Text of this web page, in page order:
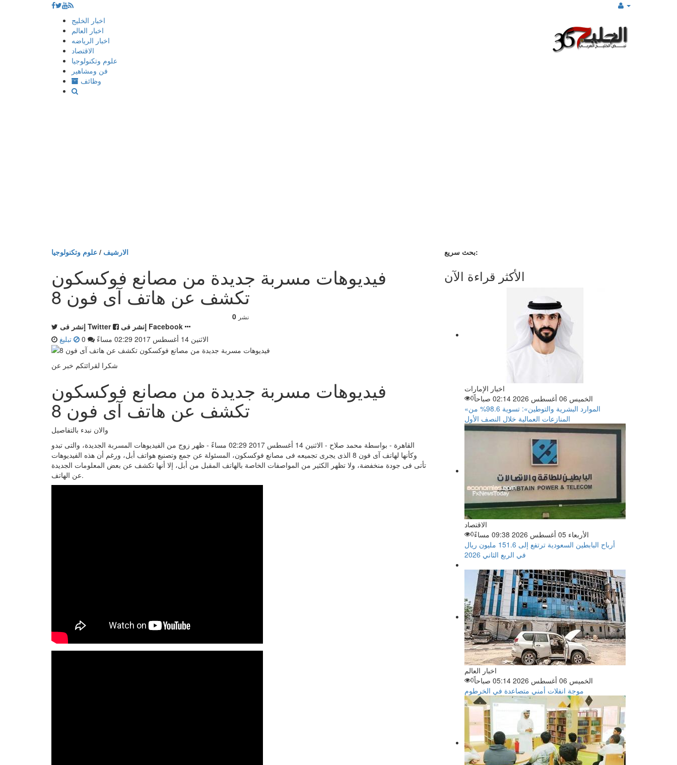
إذهب
المحتوى
اخبار الخليج
اخبار العالم
اخبار الرياضه
الاقتصاد
علوم وتكنولوجيا
فن ومشاهير
وظائف
الارشيف / علوم وتكنولوجيا
فيديوهات مسربة جديدة من مصانع فوكسكون
تكشف عن هاتف آى فون 8
0 نشر
إنشر فى Twitter
إنشر فى Facebook
الاثنين 14 أغسطس 2017 02:29 مساءً
تبليغ
شكرا لقرائتكم خبر عن
فيديوهات مسربة جديدة من مصانع فوكسكون
تكشف عن هاتف آى فون 8
والان نبدء بالتفاصيل
القاهرة - بواسطة محمد صلاح - الاثنين 14 أغسطس 2017 02:29 مساءً - ظهر زوج من الفيديوهات المسربة الجديدة، والتى تبدو
وكأنها لهاتف آى فون 8 الذى يجرى تجميعه فى مصانع فوكسكون، المسئولة عن جمع وتصنيع هواتف أبل، ورغم أن هذه الفيديوهات
تأتى فى جودة منخفضة، ولا تظهر الكثير من المواصفات الخاصة بالهاتف المقبل من أبل، إلا أنها تكشف عن بعض المعلومات الجديدة
عن الهاتف.
بحث سريع:
الأكثر قراءة الآن
اخبار الإمارات
الخميس 06 أغسطس 2026 02:14 صباحاً
0
«الموارد البشرية والتوطين»: تسوية 98.6% من
المنازعات العمالية خلال النصف الأول
الاقتصاد
الأربعاء 05 أغسطس 2026 09:38 مساءً
0
أرباح البابطين السعودية ترتفع إلى 151.6 مليون ريال
في الربع الثاني 2026
اخبار العالم
الخميس 06 أغسطس 2026 05:14 صباحاً
0
موجة انفلات أمني متصاعدة في الخرطوم